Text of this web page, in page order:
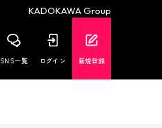
KADOKAWA Group
SNS一覧 ログイン 新規登録